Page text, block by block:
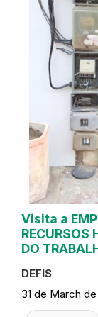
Visita a
RECURSOS
DO
DEFIS
31 de March